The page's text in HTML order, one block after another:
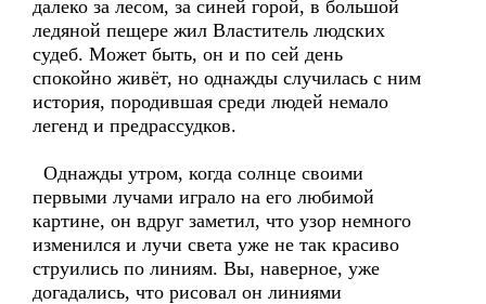
далеко за лесом, за синей горой, в большой
ледяной пещере жил Властитель людских
судеб. Может быть, он и по сей день
спокойно живёт, но однажды случилась с ним
история, породившая среди людей немало
легенд и предрассудков.
Однажды утром, когда солнце своими
первыми лучами играло на его любимой
картине, он вдруг заметил, что узор немного
изменился и лучи света уже не так красиво
струились по линиям. Вы, наверное, уже
догадались, что рисовал он линиями